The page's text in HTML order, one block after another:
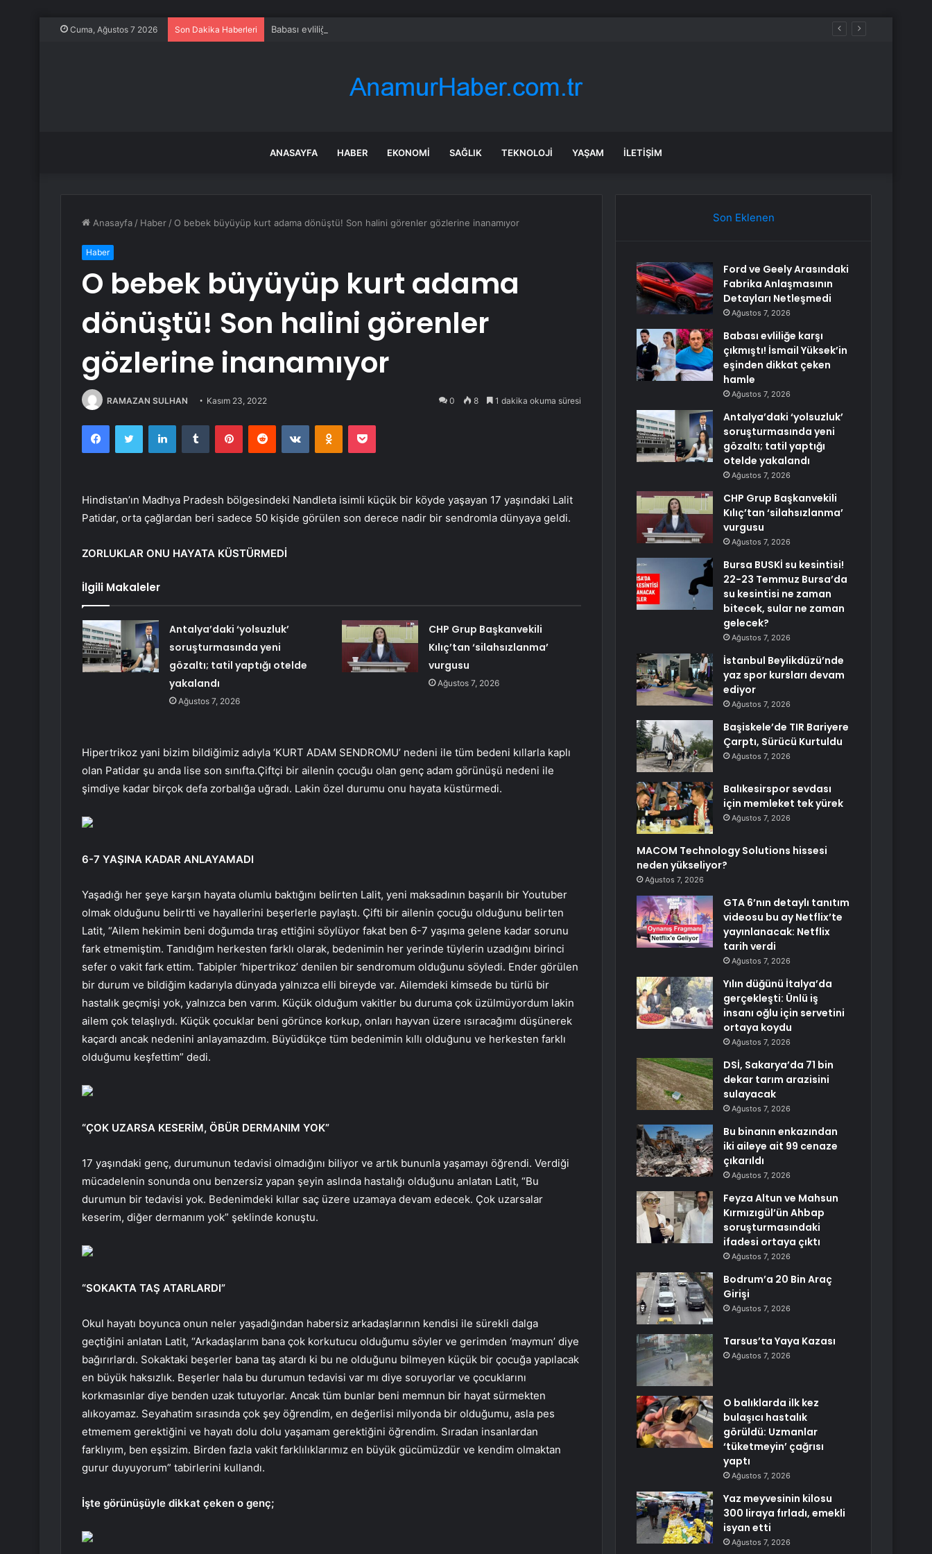
Cuma, Ağustos 7 2026 Son Dakika Haberleri Babası evliliğe karşı çıkmıştı! İsmail Yüksek’in eşinden dikkat çeken hamle
ANASAYFA HABER EKONOMI SAĞLIK TEKNOLOJI YAŞAM İLETIŞIM
Anasayfa / Haber / O bebek büyüyüp kurt adama dönüştü! Son halini görenler gözlerine inanamıyor
Haber
O bebek büyüyüp kurt adama
dönüştü! Son halini görenler
gözlerine inanamıyor
RAMAZAN SULHAN Kasım 23, 2022 0 8 1 dakika okuma süresi
FacebookTwitter LinkedInTumblr PinterestReddit VKontakteOdnoklassniki
Pocket
Hindistan’ın Madhya Pradesh bölgesindeki Nandleta isimli küçük bir köyde yaşayan 17 yaşındaki Lalit
Patidar, orta çağlardan beri sadece 50 kişide görülen son derece nadir bir sendromla dünyaya geldi.
ZORLUKLAR ONU HAYATA KÜSTÜRMEDİ
İlgili Makaleler
Antalya’daki ‘yolsuzluk’
soruşturmasında yeni
gözaltı; tatil yaptığı otelde
yakalandı
Ağustos 7, 2026
CHP Grup Başkanvekili
Kılıç’tan ‘silahsızlanma’
vurgusu
Ağustos 7, 2026
Hipertrikoz yani bizim bildiğimiz adıyla ‘KURT ADAM SENDROMU’ nedeni ile tüm bedeni kıllarla kaplı
olan Patidar şu anda lise son sınıfta.Çiftçi bir ailenin çocuğu olan genç adam görünüşü nedeni ile
şimdiye kadar birçok defa zorbalığa uğradı. Lakin özel durumu onu hayata küstürmedi.
6-7 YAŞINA KADAR ANLAYAMADI
Yaşadığı her şeye karşın hayata olumlu baktığını belirten Lalit, yeni maksadının başarılı bir Youtuber
olmak olduğunu belirtti ve hayallerini beşerlerle paylaştı. Çifti bir ailenin çocuğu olduğunu belirten
Latit, “Ailem hekimin beni doğumda tıraş ettiğini söylüyor fakat ben 6-7 yaşıma gelene kadar sorunu
fark etmemiştim. Tanıdığım herkesten farklı olarak, bedenimin her yerinde tüylerin uzadığını birinci
sefer o vakit fark ettim. Tabipler ‘hipertrikoz’ denilen bir sendromum olduğunu söyledi. Ender görülen
bir durum ve bildiğim kadarıyla dünyada yalnızca elli bireyde var. Ailemdeki kimsede bu türlü bir
hastalık geçmişi yok, yalnızca ben varım. Küçük olduğum vakitler bu duruma çok üzülmüyordum lakin
ailem çok telaşlıydı. Küçük çocuklar beni görünce korkup, onları hayvan üzere ısıracağımı düşünerek
kaçardı ancak nedenini anlayamazdım. Büyüdükçe tüm bedenimin kıllı olduğunu ve herkesten farklı
olduğumu keşfettim” dedi.
“ÇOK UZARSA KESERİM, ÖBÜR DERMANIM YOK”
17 yaşındaki genç, durumunun tedavisi olmadığını biliyor ve artık bununla yaşamayı öğrendi. Verdiği
mücadelenin sonunda onu benzersiz yapan şeyin aslında hastalığı olduğunu anlatan Latit, “Bu
durumun bir tedavisi yok. Bedenimdeki kıllar saç üzere uzamaya devam edecek. Çok uzarsalar
keserim, diğer dermanım yok” şeklinde konuştu.
“SOKAKTA TAŞ ATARLARDI”
Okul hayatı boyunca onun neler yaşadığından habersiz arkadaşlarının kendisi ile sürekli dalga
geçtiğini anlatan Latit, “Arkadaşlarım bana çok korkutucu olduğumu söyler ve gerimden ‘maymun’ diye
bağırırlardı. Sokaktaki beşerler bana taş atardı ki bu ne olduğunu bilmeyen küçük bir çocuğa yapılacak
en büyük haksızlık. Beşerler hala bu durumun tedavisi var mı diye soruyorlar ve çocuklarını
korkmasınlar diye benden uzak tutuyorlar. Ancak tüm bunlar beni memnun bir hayat sürmekten
alıkoyamaz. Seyahatim sırasında çok şey öğrendim, en değerlisi milyonda bir olduğumu, asla pes
etmemem gerektiğini ve hayatı dolu dolu yaşamam gerektiğini öğrendim. Sıradan insanlardan
farklıyım, ben eşsizim. Birden fazla vakit farklılıklarımız en büyük gücümüzdür ve kendim olmaktan
gurur duyuyorum” tabirlerini kullandı.
İşte görünüşüyle dikkat çeken o genç;
Son Eklenen
Ford ve Geely Arasındaki
Fabrika Anlaşmasının
Detayları Netleşmedi
Ağustos 7, 2026
Babası evliliğe karşı
çıkmıştı! İsmail Yüksek’in
eşinden dikkat çeken
hamle
Ağustos 7, 2026
Antalya’daki ‘yolsuzluk’
soruşturmasında yeni
gözaltı; tatil yaptığı
otelde yakalandı
Ağustos 7, 2026
CHP Grup Başkanvekili
Kılıç’tan ‘silahsızlanma’
vurgusu
Ağustos 7, 2026
Bursa BUSKİ su kesintisi!
22-23 Temmuz Bursa’da
su kesintisi ne zaman
bitecek, sular ne zaman
gelecek?
Ağustos 7, 2026
İstanbul Beylikdüzü’nde
yaz spor kursları devam
ediyor
Ağustos 7, 2026
Başiskele’de TIR Bariyere
Çarptı, Sürücü Kurtuldu
Ağustos 7, 2026
Balıkesirspor sevdası
için memleket tek yürek
Ağustos 7, 2026
MACOM Technology Solutions hissesi
neden yükseliyor?
Ağustos 7, 2026
GTA 6’nın detaylı tanıtım
videosu bu ay Netflix’te
yayınlanacak: Netflix
tarih verdi
Ağustos 7, 2026
Yılın düğünü İtalya’da
gerçekleşti: Ünlü iş
insanı oğlu için servetini
ortaya koydu
Ağustos 7, 2026
DSİ, Sakarya’da 71 bin
dekar tarım arazisini
sulayacak
Ağustos 7, 2026
Bu binanın enkazından
iki aileye ait 99 cenaze
çıkarıldı
Ağustos 7, 2026
Feyza Altun ve Mahsun
Kırmızıgül’ün Ahbap
soruşturmasındaki
ifadesi ortaya çıktı
Ağustos 7, 2026
Bodrum’a 20 Bin Araç
Girişi
Ağustos 7, 2026
Tarsus’ta Yaya Kazası
Ağustos 7, 2026
O balıklarda ilk kez
bulaşıcı hastalık
görüldü: Uzmanlar
‘tüketmeyin’ çağrısı
yaptı
Ağustos 7, 2026
Yaz meyvesinin kilosu
300 liraya fırladı, emekli
isyan etti
Ağustos 7, 2026